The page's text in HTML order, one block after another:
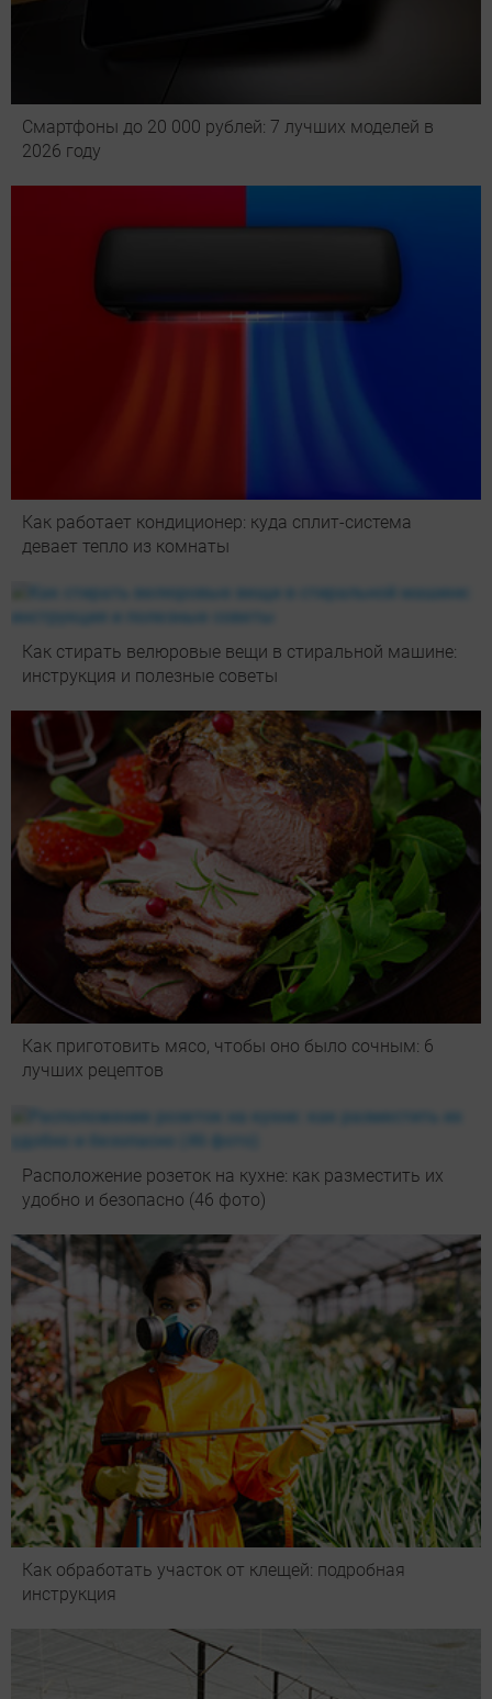
Смартфоны до 20 000 рублей: 7 лучших моделей в
2026 году
Как работает кондиционер: куда сплит-система
девает тепло из комнаты
Как стирать велюровые вещи в стиральной машине:
инструкция и полезные советы
Как приготовить мясо, чтобы оно было сочным: 6
лучших рецептов
Расположение розеток на кухне: как разместить их
удобно и безопасно (46 фото)
Как обработать участок от клещей: подробная
инструкция